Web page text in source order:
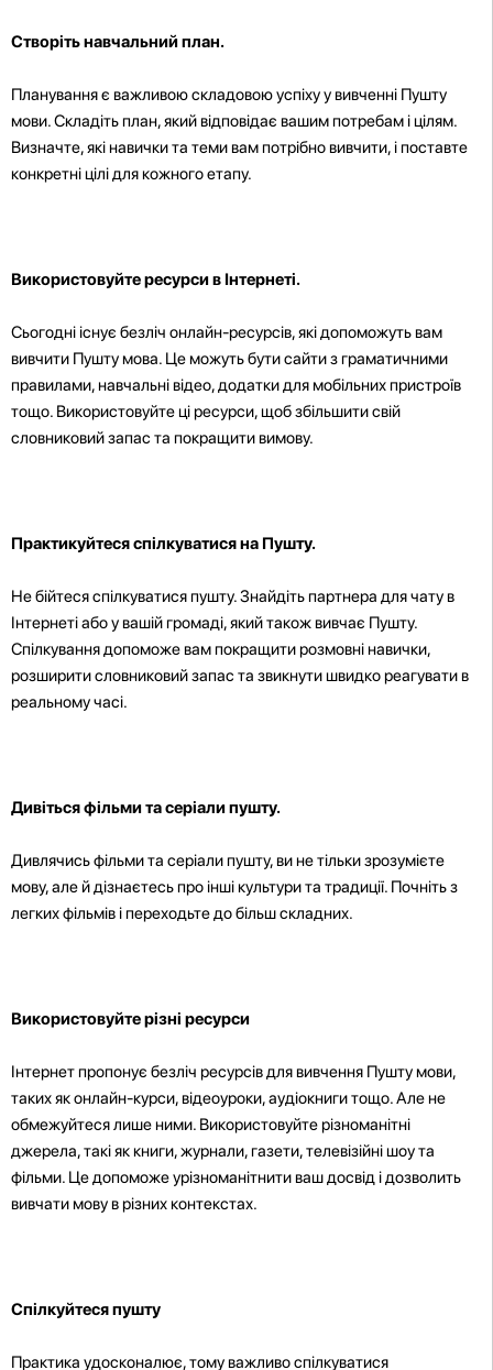
Створіть навчальний план.
Планування є важливою складовою успіху у вивченні Пушту
мови. Складіть план, який відповідає вашим потребам і цілям.
Визначте, які навички та теми вам потрібно вивчити, і поставте
конкретні цілі для кожного етапу.
Використовуйте ресурси в Інтернеті.
Сьогодні існує безліч онлайн-ресурсів, які допоможуть вам
вивчити Пушту мова. Це можуть бути сайти з граматичними
правилами, навчальні відео, додатки для мобільних пристроїв
тощо. Використовуйте ці ресурси, щоб збільшити свій
словниковий запас та покращити вимову.
Практикуйтеся спілкуватися на Пушту.
Не бійтеся спілкуватися пушту. Знайдіть партнера для чату в
Інтернеті або у вашій громаді, який також вивчає Пушту.
Спілкування допоможе вам покращити розмовні навички,
розширити словниковий запас та звикнути швидко реагувати в
реальному часі.
Дивіться фільми та серіали пушту.
Дивлячись фільми та серіали пушту, ви не тільки зрозумієте
мову, але й дізнаєтесь про інші культури та традиції. Почніть з
легких фільмів і переходьте до більш складних.
Використовуйте різні ресурси
Інтернет пропонує безліч ресурсів для вивчення Пушту мови,
таких як онлайн-курси, відеоуроки, аудіокниги тощо. Але не
обмежуйтеся лише ними. Використовуйте різноманітні
джерела, такі як книги, журнали, газети, телевізійні шоу та
фільми. Це допоможе урізноманітнити ваш досвід і дозволить
вивчати мову в різних контекстах.
Спілкуйтеся пушту
Практика удосконалює, тому важливо спілкуватися